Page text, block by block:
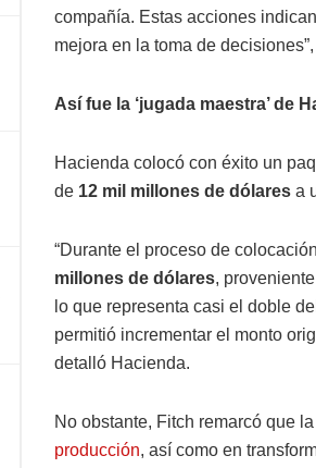
compañía. Estas acciones indican
mejora en la toma de
Así fue la ‘jugada maestra’ de
Hacienda colocó con éxito un
de 12 mil millones de dólares a
“Durante el proceso de
millones de dólares,
lo que representa casi el doble
permitió incrementar el monto
detalló Hacienda.
No obstante, Fitch remarcó que
producción, así como en